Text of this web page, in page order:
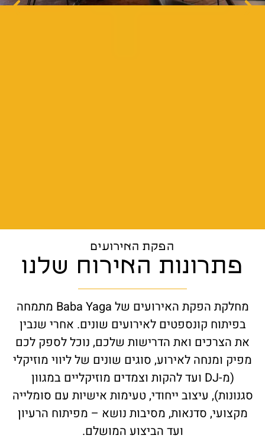
הפקת האירועים
פתרונות האירוח שלנו
מחלקת הפקת האירועים של Baba Yaga מתמחה
בפיתוח קונספטים לאירועים שונים. אחרי שנבין
את הצרכים ואת הדרישות שלכם, נוכל לספק לכם
מפיק ומנחה לאירוע, סוגים שונים של ליווי מוזיקלי
(מ-DJ ועד להקות וצמדים מוזיקליים במגוון
סגנונות), עיצוב ייחודי, טעימות אישיות עם סומלייה
מקצועי, סדנאות, מסיבות נושא – מפיתוח הרעיון
ועד הביצוע המושלם.